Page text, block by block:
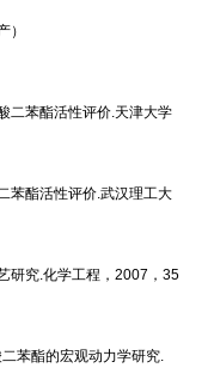
）
二苯酯活性评价 天津大学
苯酯活性评价 .武汉理工大
研究 .化学工程，2007 ，35
苯酯的宏观动力学研究